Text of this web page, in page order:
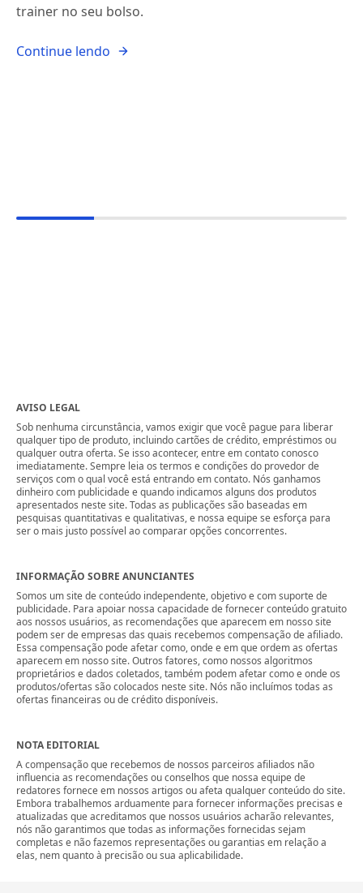
trainer no seu bolso.
Continue lendo
AVISO LEGAL
Sob nenhuma circunstância, vamos exigir que você pague para liberar
qualquer tipo de produto, incluindo cartões de crédito, empréstimos ou
qualquer outra oferta. Se isso acontecer, entre em contato conosco
imediatamente. Sempre leia os termos e condições do provedor de
serviços com o qual você está entrando em contato. Nós ganhamos
dinheiro com publicidade e quando indicamos alguns dos produtos
apresentados neste site. Todas as publicações são baseadas em
pesquisas quantitativas e qualitativas, e nossa equipe se esforça para
ser o mais justo possível ao comparar opções concorrentes.
INFORMAÇÃO SOBRE ANUNCIANTES
Somos um site de conteúdo independente, objetivo e com suporte de
publicidade. Para apoiar nossa capacidade de fornecer conteúdo gratuito
aos nossos usuários, as recomendações que aparecem em nosso site
podem ser de empresas das quais recebemos compensação de afiliado.
Essa compensação pode afetar como, onde e em que ordem as ofertas
aparecem em nosso site. Outros fatores, como nossos algoritmos
proprietários e dados coletados, também podem afetar como e onde os
produtos/ofertas são colocados neste site. Nós não incluímos todas as
ofertas financeiras ou de crédito disponíveis.
NOTA EDITORIAL
A compensação que recebemos de nossos parceiros afiliados não
influencia as recomendações ou conselhos que nossa equipe de
redatores fornece em nossos artigos ou afeta qualquer conteúdo do site.
Embora trabalhemos arduamente para fornecer informações precisas e
atualizadas que acreditamos que nossos usuários acharão relevantes,
nós não garantimos que todas as informações fornecidas sejam
completas e não fazemos representações ou garantias em relação a
elas, nem quanto à precisão ou sua aplicabilidade.